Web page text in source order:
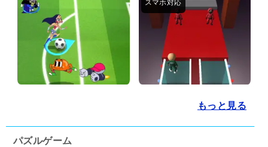
もっと見る
パズルゲーム